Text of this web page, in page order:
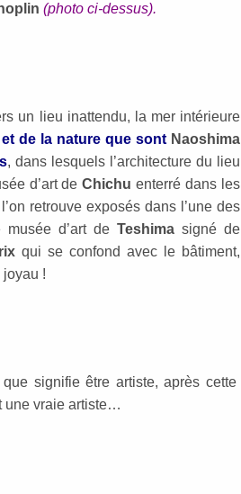
(photo ci-dessus).
un lieu inattendu, la mer intérieure
de la nature que sont Naoshima
, dans lesquels l’architecture du lieu
d’art deChichu enterré dans les
retrouve exposés dans l’une des
d’art deTeshima signé de
qui se confond avec le bâtiment,
!
signifie être artiste, après cette
une vraie artiste…